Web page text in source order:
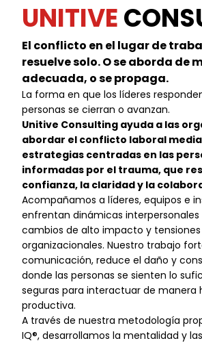
UNITIVE
El conflicto en el lugar de
resuelve solo. O se aborda de
adecuada, o se propaga.
La forma en que los líderes
personas se cierran o avanzan.
Unitive Consulting ayuda a las
abordar el conflicto laboral
estrategias centradas en las
informadas por el trauma, que
confianza, la claridad y la
Acompañamos a líderes, equipos e
enfrentan dinámicas interpersonales
cambios de alto impacto y tensiones
organizacionales. Nuestro trabajo
comunicación, reduce el daño y
donde las personas se sienten lo
seguras para interactuar de manera
productiva.
A través de nuestra metodología
IQ®, desarrollamos la mentalidad y